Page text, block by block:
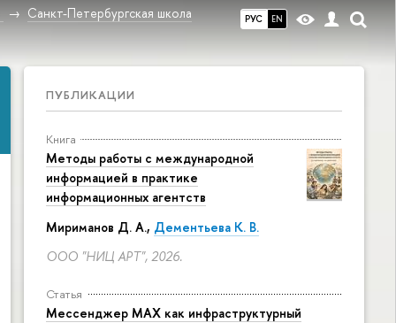
РУС EN
Санкт-Петербургская школа
ПУБЛИКАЦИИ
Книга
Методы работы с международной
информацией в практике
информационных агентств
Мириманов Д. А., Дементьева К. В.
ООО "НИЦ АРТ", 2026.
Статья
Мессенджер MAX как инфраструктурный